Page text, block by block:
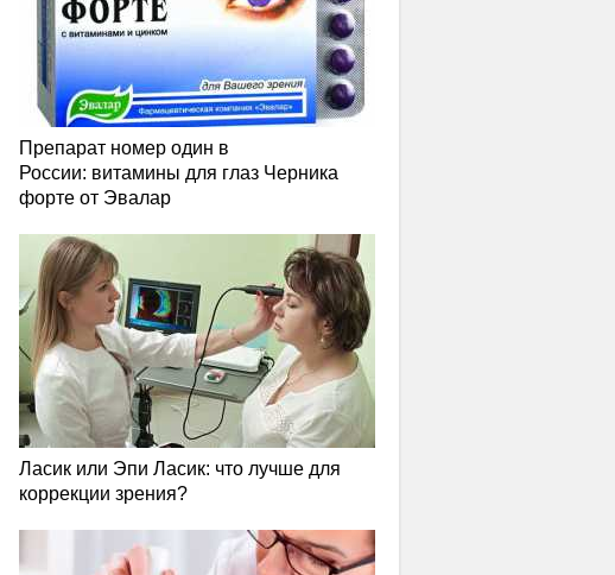
Препарат номер один в
России: витамины для глаз Черника
форте от Эвалар
Ласик или Эпи Ласик: что лучше для
коррекции зрения?